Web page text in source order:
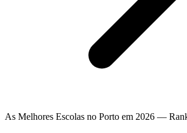
As Melhores Escolas no Porto em 2026 —